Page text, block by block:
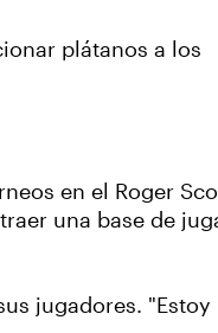
plátanos a los
en el Roger
una base de
jugadores. "Estoy